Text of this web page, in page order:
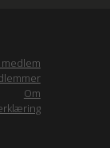
medlem
Om